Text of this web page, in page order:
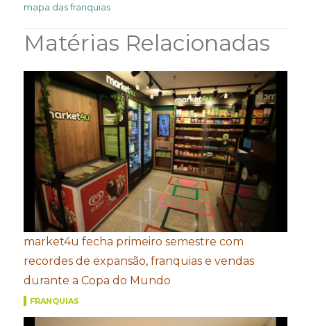
mapa das franquias
Matérias Relacionadas
market4u fecha primeiro semestre com
recordes de expansão, franquias e vendas
durante a Copa do Mundo
FRANQUIAS